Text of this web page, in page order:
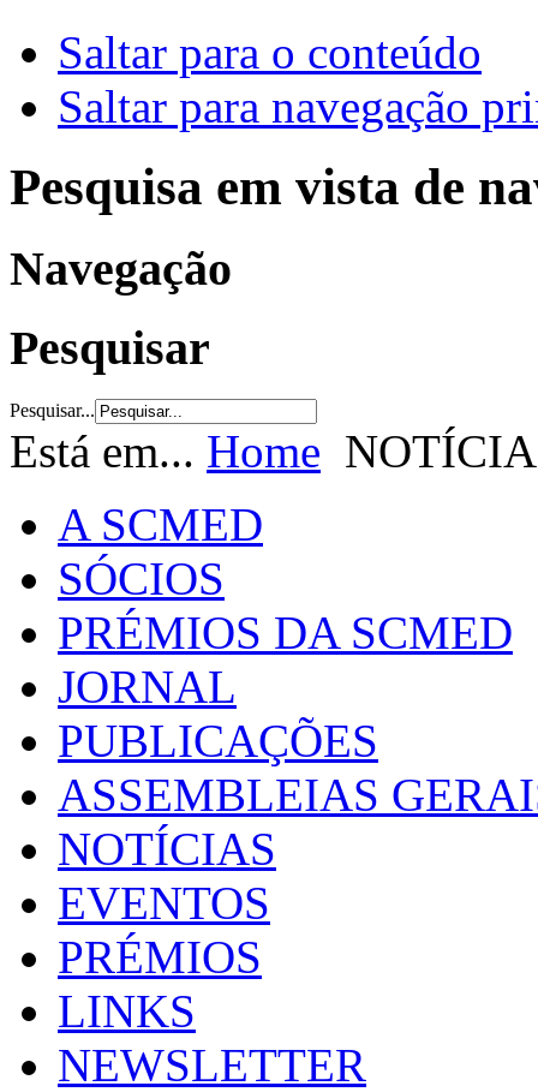
Saltar para o conteúdo
Saltar para navegação
Pesquisa em vista de
Navegação
Pesquisar
Pesquisar...
Está em... Home
A SCMED
SÓCIOS
PRÉMIOS DA SCMED
JORNAL
PUBLICAÇÕES
ASSEMBLEIAS
NOTÍCIAS
EVENTOS
PRÉMIOS
LINKS
NEWSLETTER